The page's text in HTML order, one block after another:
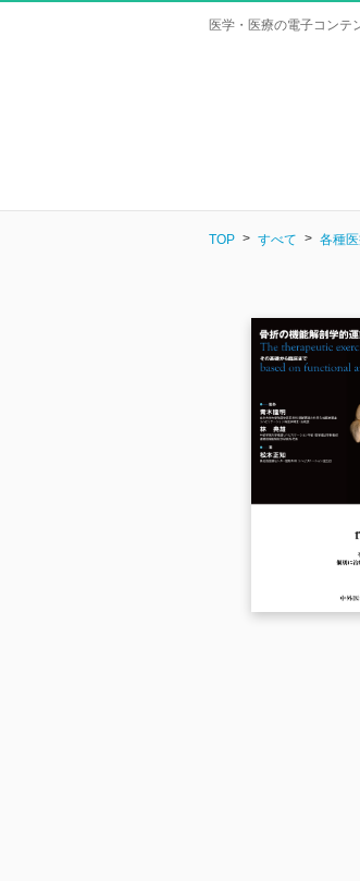
医学・医療の電子コンテ
TOP すべて 各種